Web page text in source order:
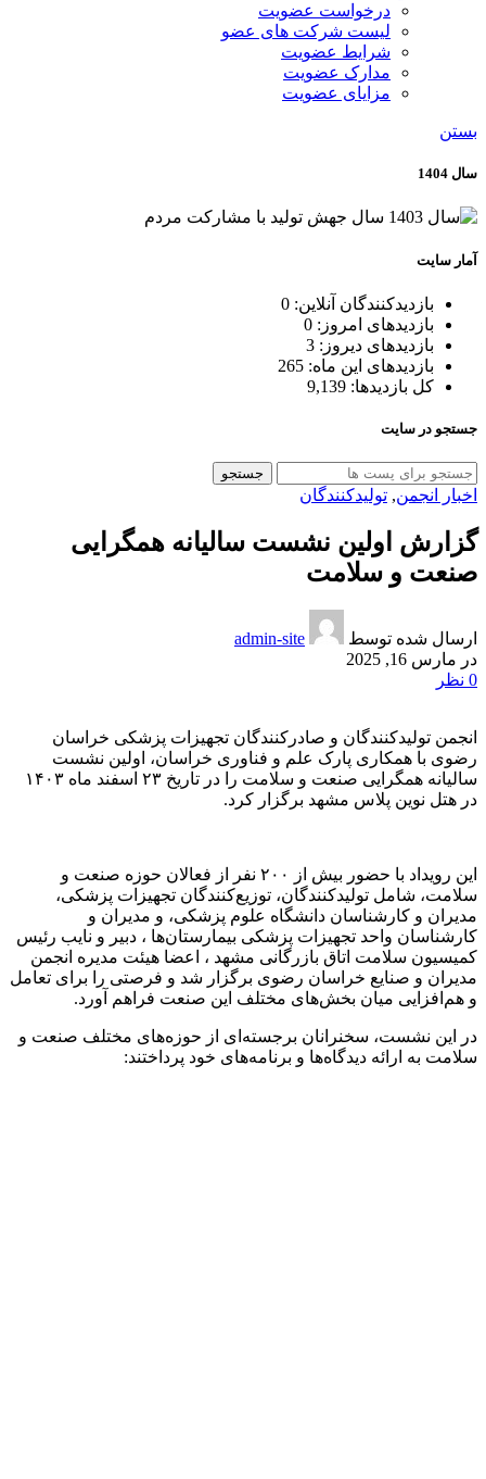
درخواست عضویت
لیست شرکت های عضو
شرایط عضویت
مدارک عضویت
مزایای عضویت
بستن
سال 1404
آمار سایت
بازدیدکنندگان آنلاین: 0
بازدیدهای امروز: 0
بازدیدهای دیروز: 3
بازدیدهای این ماه: 265
کل بازدیدها: 9,139
جستجو در سایت
جستجو
اخبار انجمن, تولیدکنندگان
گزارش اولین نشست سالیانه همگرایی
صنعت و سلامت
ارسال شده توسط
admin-site
در مارس 16, 2025
0 نظر
انجمن تولیدکنندگان و صادرکنندگان تجهیزات پزشکی خراسان
رضوی با همکاری پارک علم و فناوری خراسان، اولین نشست
سالیانه همگرایی صنعت و سلامت را در تاریخ ۲۳ اسفند ماه ۱۴۰۳
در هتل نوین پلاس مشهد برگزار کرد.
این رویداد با حضور بیش از ۲۰۰ نفر از فعالان حوزه صنعت و
سلامت، شامل تولیدکنندگان، توزیع‌کنندگان تجهیزات پزشکی،
مدیران و کارشناسان دانشگاه علوم پزشکی، و مدیران و
کارشناسان واحد تجهیزات پزشکی بیمارستان‌ها ، دبیر و نایب رئیس
کمیسیون سلامت اتاق بازرگانی مشهد ، اعضا هیئت مدیره انجمن
مدیران و صنایع خراسان رضوی برگزار شد و فرصتی را برای تعامل
و هم‌افزایی میان بخش‌های مختلف این صنعت فراهم آورد.
در این نشست، سخنرانان برجسته‌ای از حوزه‌های مختلف صنعت و
سلامت به ارائه دیدگاه‌ها و برنامه‌های خود پرداختند: